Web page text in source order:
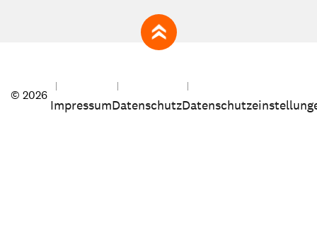
zum Seitenanfang
© 2026
ImpressumDatenschutz